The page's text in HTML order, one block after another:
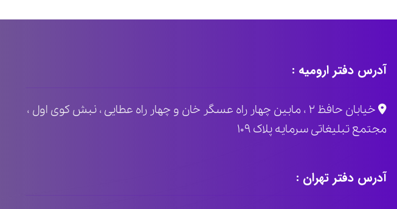
آدرس دفتر ارومیه :
خیابان حافظ ۲ ، مابین چهار راه عسگر خان و چهار راه عطایی ، نبش کوی اول ،
مجتمع تبلیغاتی سرمایه پلاک ۱۰۹
آدرس دفتر تهران :